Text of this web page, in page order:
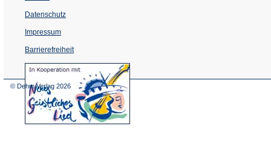
Datenschutz
Impressum
Barrierefreiheit
(Öffnet
in
© Dehm Verlag 2026